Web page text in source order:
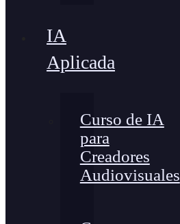
IA
Aplicada
Curso de IA
para
Creadores
Audiovisuales